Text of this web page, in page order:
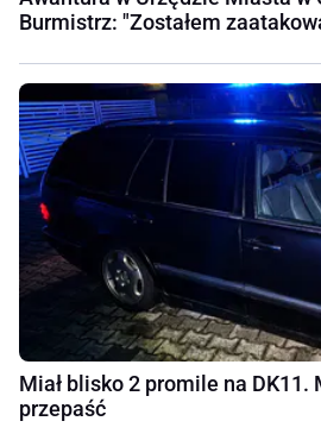
Burmistrz: "Zostałem
Miał blisko 2 promile na DK11.
przepaść